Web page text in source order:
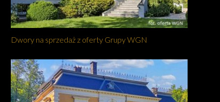
Dwory na sprzedaż z oferty Grupy WGN